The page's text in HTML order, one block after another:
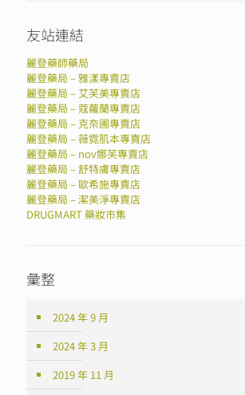
友站連結
麗登藥師藥局
麗登藥局 – 雅漾專賣店
麗登藥局 – 艾芙美專賣店
麗登藥局 – 蔻蘿蘭專賣店
麗登藥局 – 克奈圃專賣店
麗登藥局 – 薇霓肌本專賣店
麗登藥局 – nov娜芙專賣店
麗登藥局 – 舒特膚專賣店
麗登藥局 – 歐希施專賣店
麗登藥局 – 潔美淨專賣店
DRUGMART 藥妝市集
彙整
2024 年 9 月
2024 年 3 月
2019 年 11 月